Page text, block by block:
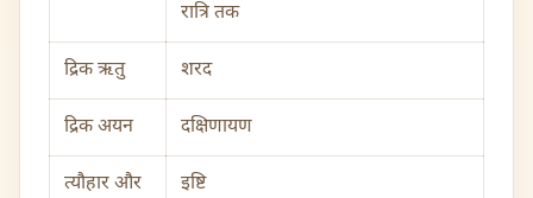
रात्रि तक
द्रिक ऋतु शरद
द्रिक अयन दक्षिणायण
त्यौहार और
इष्टि